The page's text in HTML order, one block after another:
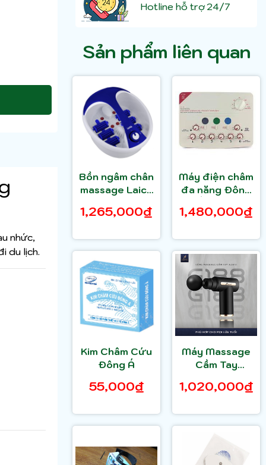
nhức,
du lịch.
Hotline hỗ trợ 24/7
Sản phẩm liên quan
Bồn ngâm chân
massage Laica
độ
1,265,000₫
Máy điện châm
đa năng Đông
1,480,000₫
Kim Châm Cứu
Đông Á
55,000₫
Máy Massage
Cầm Tay
𝐀𝐳𝐚𝐤𝐢 𝐆𝟏𝟖𝟖 4
hãng 1 năm
1,020,000₫